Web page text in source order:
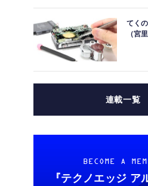
てく
（宮
連載一覧
BECOME A
『テクノエッジ ア